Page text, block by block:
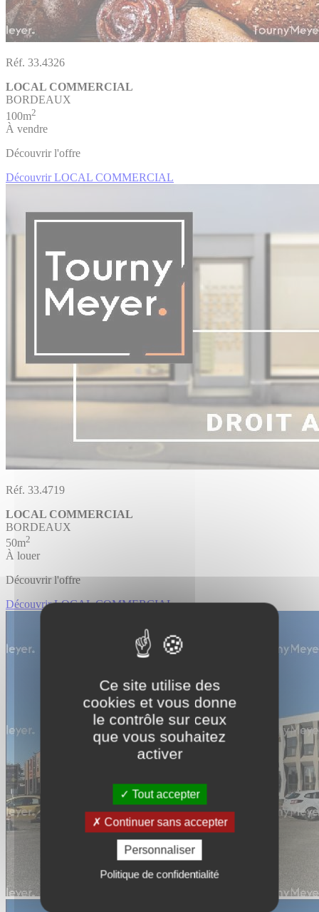
Ce site utilise des
cookies et vous donne
le contrôle sur ceux
que vous souhaitez
activer
Tout accepter
Continuer sans accepter
Personnaliser
Politique de confidentialité
Réf. 33.4326
LOCAL COMMERCIAL
BORDEAUX
100m2
À vendre
Découvrir l'offre
Découvrir LOCAL COMMERCIAL
Réf. 33.4719
LOCAL COMMERCIAL
BORDEAUX
50m2
À louer
Découvrir l'offre
Découvrir LOCAL COMMERCIAL